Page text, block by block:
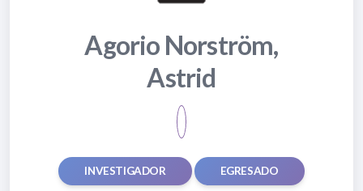
Agorio Norström,
Astrid
INVESTIGADOR EGRESADO